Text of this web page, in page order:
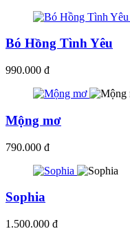
Bó Hồng Tình Yêu
990.000 đ
Mộng mơ
790.000 đ
Sophia
1.500.000 đ